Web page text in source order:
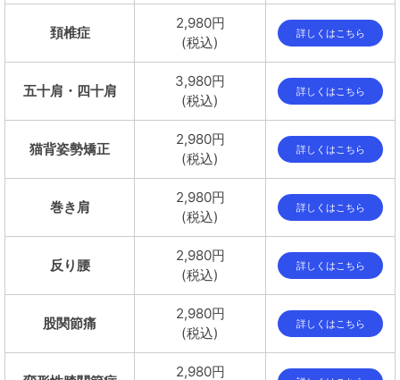
頚椎症
2,980円
(税込)
詳しくはこちら
五十肩・四十肩
3,980円
(税込)
詳しくはこちら
猫背姿勢矯正
2,980円
(税込)
詳しくはこちら
巻き肩
2,980円
(税込)
詳しくはこちら
反り腰
2,980円
(税込)
詳しくはこちら
股関節痛
2,980円
(税込)
詳しくはこちら
2,980円